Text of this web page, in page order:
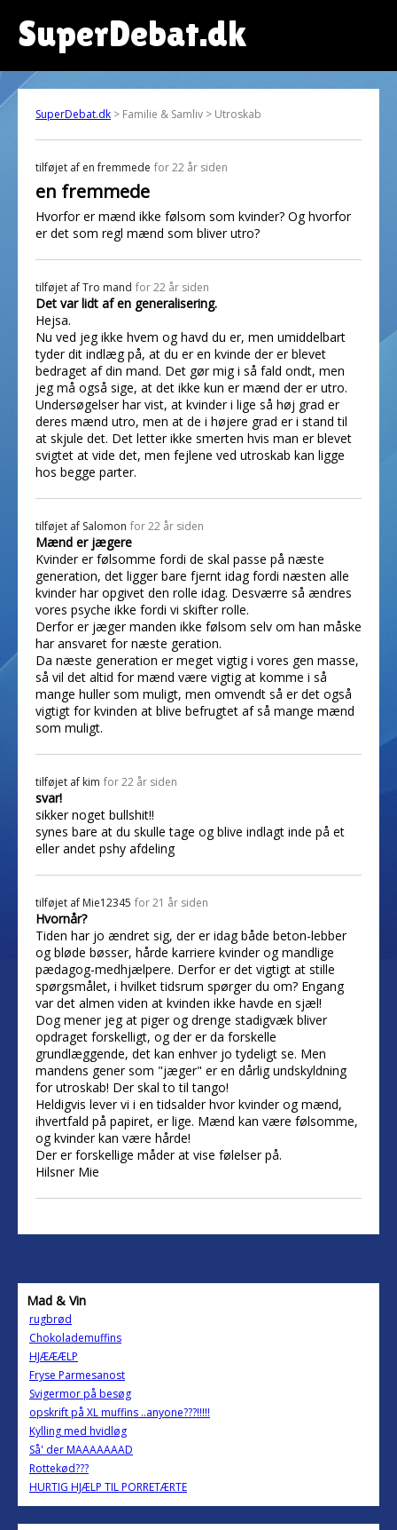
SuperDebat.dk
SuperDebat.dk > Familie & Samliv > Utroskab
tilføjet af en fremmede for 22 år siden
en fremmede
Hvorfor er mænd ikke følsom som kvinder? Og hvorfor
er det som regl mænd som bliver utro?
tilføjet afTro mand for 22 år siden
Det var lidt af en generalisering.
Hejsa.
Nu ved jeg ikke hvem og havd du er, men umiddelbart
tyder dit indlæg på, at du er en kvinde der er blevet
bedraget af din mand. Det gør mig i så fald ondt, men
jeg må også sige, at det ikke kun er mænd der er utro.
Undersøgelser har vist, at kvinder i lige så høj grad er
deres mænd utro, men at de i højere grad er i stand til
at skjule det. Det letter ikke smerten hvis man er blevet
svigtet at vide det, men fejlene ved utroskab kan ligge
hos begge parter.
tilføjet af Salomon for 22 år siden
Mænd er jægere
Kvinder er følsomme fordi de skal passe på næste
generation, det ligger bare fjernt idag fordi næsten alle
kvinder har opgivet den rolle idag. Desværre så ændres
vores psyche ikke fordi vi skifter rolle.
Derfor er jæger manden ikke følsom selv om han måske
har ansvaret for næste geration.
Da næste generation er meget vigtig i vores gen masse,
så vil det altid for mænd være vigtig at komme i så
mange huller som muligt, men omvendt så er det også
vigtigt for kvinden at blive befrugtet af så mange mænd
som muligt.
tilføjet af kim for 22 år siden
svar!
sikker noget bullshit!!
synes bare at du skulle tage og blive indlagt inde på et
eller andet pshy afdeling
tilføjet af Mie12345 for 21 år siden
Hvornår?
Tiden har jo ændret sig, der er idag både beton-lebber
og bløde bøsser, hårde karriere kvinder og mandlige
pædagog-medhjælpere. Derfor er det vigtigt at stille
spørgsmålet, i hvilket tidsrum spørger du om? Engang
var det almen viden at kvinden ikke havde en sjæl!
Dog mener jeg at piger og drenge stadigvæk bliver
opdraget forskelligt, og der er da forskelle
grundlæggende, det kan enhver jo tydeligt se. Men
mandens gener som "jæger" er en dårlig undskyldning
for utroskab! Der skal to til tango!
Heldigvis lever vi i en tidsalder hvor kvinder og mænd,
ihvertfald på papiret, er lige. Mænd kan være følsomme,
og kvinder kan være hårde!
Der er forskellige måder at vise følelser på.
Hilsner Mie
Mad & Vin
rugbrød
Chokolademuffins
HJÆÆÆLP
Fryse Parmesanost
Svigermor på besøg
opskrift på XL muffins ..anyone???!!!!!
Kylling med hvidløg
Så' der MAAAAAAAD
Rottekød???
HURTIG HJÆLP TIL PORRETÆRTE